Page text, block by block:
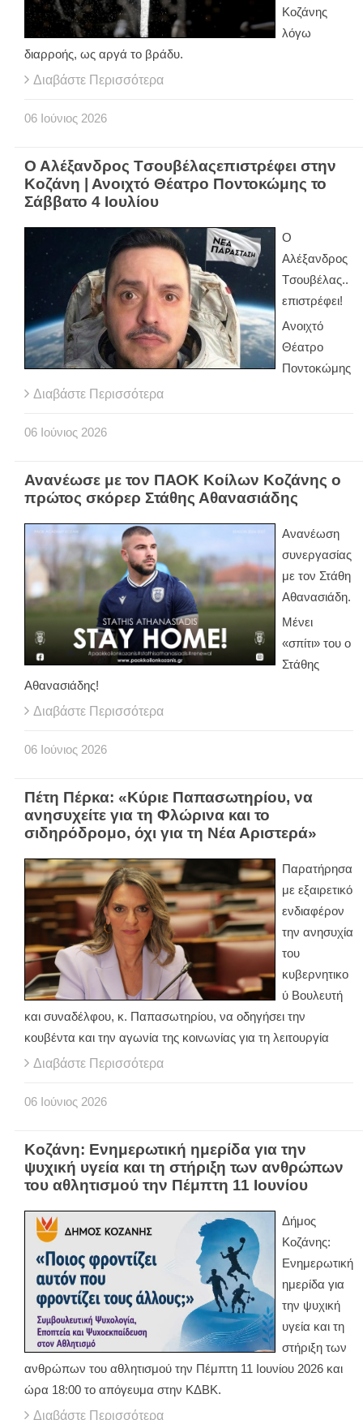
Κοζάνης
λόγω
διαρροής, ως αργά το βράδυ.
Διαβάστε Περισσότερα
06 Ιούνιος 2026
Ο Αλέξανδρος Tσουβέλαςεπιστρέφει στην
Κοζάνη | Ανοιχτό Θέατρο Ποντοκώμης το
Σάββατο 4 Ιουλίου
Ο
Αλέξανδρος
Tσουβέλας..
επιστρέφει!
Ανοιχτό
Θέατρο
Ποντοκώμης
Διαβάστε Περισσότερα
06 Ιούνιος 2026
Ανανέωσε με τον ΠΑΟΚ Κοίλων Κοζάνης ο
πρώτος σκόρερ Στάθης Αθανασιάδης
Ανανέωση
συνεργασίας
με τον Στάθη
Αθανασιάδη.
Μένει
«σπίτι» του ο
Στάθης
Αθανασιάδης!
Διαβάστε Περισσότερα
06 Ιούνιος 2026
Πέτη Πέρκα: «Κύριε Παπασωτηρίου, να
ανησυχείτε για τη Φλώρινα και το
σιδηρόδρομο, όχι για τη Νέα Αριστερά»
Παρατήρησα
με εξαιρετικό
ενδιαφέρον
την ανησυχία
του
κυβερνητικο
ύ Βουλευτή
και συναδέλφου, κ. Παπασωτηρίου, να οδηγήσει την
κουβέντα και την αγωνία της κοινωνίας για τη λειτουργία
Διαβάστε Περισσότερα
06 Ιούνιος 2026
Κοζάνη: Ενημερωτική ημερίδα για την
ψυχική υγεία και τη στήριξη των ανθρώπων
του αθλητισμού την Πέμπτη 11 Ιουνίου
Δήμος
Κοζάνης:
Ενημερωτική
ημερίδα για
την ψυχική
υγεία και τη
στήριξη των
ανθρώπων του αθλητισμού την Πέμπτη 11 Ιουνίου 2026 και
ώρα 18:00 το απόγευμα στην ΚΔΒΚ.
Διαβάστε Περισσότερα